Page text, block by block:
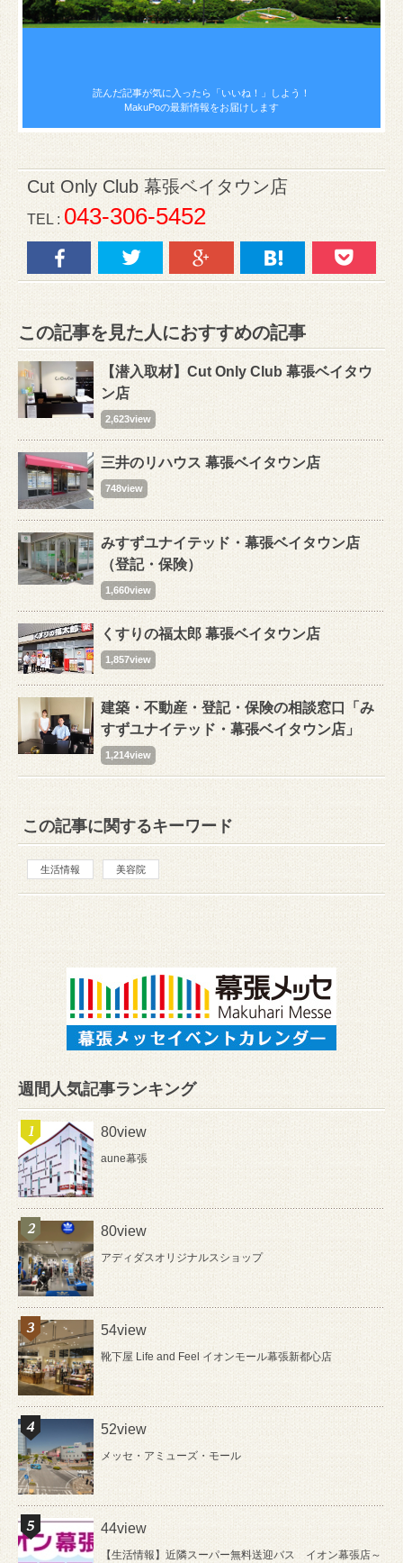
読んだ記事が気に入ったら 「いいね！」しよう！
MakuPoの最新情報をお届けします
Cut Only Club 幕張ベイタウン店
TEL : 043-306-5452
この記事を見た人におすすめの記事
【潜入取材】Cut Only Club 幕張ベイタウ
ン店
2,623view
三井のリハウス 幕張ベイタウン店
748view
みすずユナイテッド・幕張ベイタウン店
（登記・保険）
1,660view
くすりの福太郎 幕張ベイタウン店
1,857view
建築・不動産・登記・保険の相談窓口「み
すずユナイテッド・幕張ベイタウン店」
1,214view
この記事に関するキーワード
生活情報 美容院
週間人気記事ランキング
80view
aune幕張
80view
アディダスオリジナルスショップ
54view
靴下屋 Life and Feel イオンモール幕張新都心店
52view
メッセ・アミューズ・モール
44view
【生活情報】近隣スーパー無料送迎バス イオン幕張店～